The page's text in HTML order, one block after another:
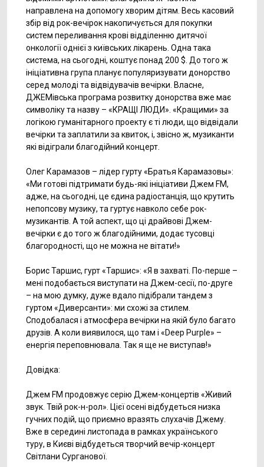
направлена на допомогу хворим дітям. Весь касовий
збір від рок-вечірок накопичується для покупки
систем переливання крові відділенню дитячої
онкології однієї з київських лікарень. Одна така
система, на сьогодні, коштує понад 200 $. До того ж
ініціативна група планує популяризувати донорство
серед молоді та відвідувачів вечірки. Власне,
ДЖЕМівська програма розвитку донорства вже має
символіку та назву – «КРАЩІ ЛЮДИ». «Кращими» за
логікою гуманітарного проекту є ті люди, що відвідали
вечірки та заплатили за квиток, і, звісно ж, музиканти
які відіграли благодійний концерт.
Олег Карамазов – лідер гурту «Братья Карамазовы»:
«Ми готові підтримати будь-які ініціативи Джем FM,
адже, на сьогодні, це єдина радіостанція, що крутить
непопсову музику, та гуртує навколо себе рок-
музикантів. А той аспект, що ці драйвові Джем-
вечірки є до того ж благодійними, додає тусовці
благородності, що не можна не вітати!»
Борис Таршис, гурт «Таршис»: «Я в захваті. По-перше –
мені подобається виступати на Джем-сесії, по-друге
– на мою думку, дуже вдало підібрали тандем з
гуртом «Диверсанти»: ми схожі за стилем.
Сподобалася і атмосфера вечірки на якій було багато
друзів. А коли виявилося, що там і «Deep Purple» –
енергія переповнювала. Так я ще не виступав!»
Довідка:
Джем FM продовжує серію Джем-концертів «Живий
звук. Твій рок-н-рол». Цієї осені відбудеться низка
гучних подій, що приємно вразять слухачів Джему.
Вже в середині листопада в рамках українського
туру, в Києві відбудеться творчий вечір-концерт
Світлани Сурганової.